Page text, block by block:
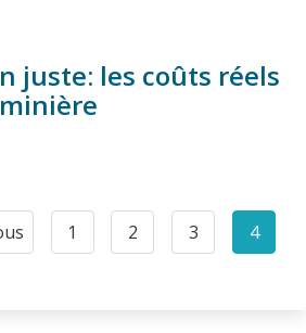
juste: les coûts réels
Page
1
Page
2
Page
3 4